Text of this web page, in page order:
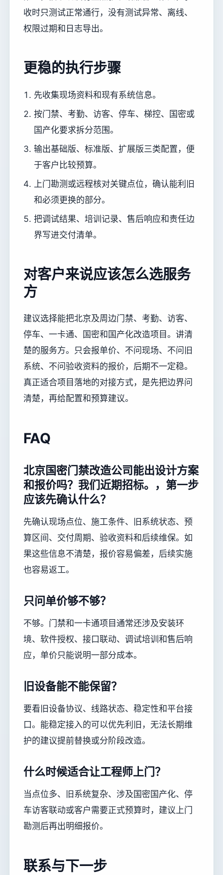
收时只测试正常通行，没有测试异常、离线、
权限过期和日志导出。
更稳的执行步骤
先收集现场资料和现有系统信息。
按门禁、考勤、访客、停车、梯控、国密或
国产化要求拆分范围。
输出基础版、标准版、扩展版三类配置，便
于客户比较预算。
上门勘测或远程核对关键点位，确认能利旧
和必须更换的部分。
把调试结果、培训记录、售后响应和责任边
界写进交付清单。
对客户来说应该怎么选服务
方
建议选择能把北京及周边门禁、考勤、访客、
停车、一卡通、国密和国产化改造项目。讲清
楚的服务方。只会报单价、不问现场、不问旧
系统、不问验收资料的报价，后期不一定稳。
真正适合项目落地的对接方式，是先把边界问
清楚，再给配置和预算建议。
FAQ
北京国密门禁改造公司能出设计方案
和报价吗？我们近期招标。，第一步
应该先确认什么？
先确认现场点位、施工条件、旧系统状态、预
算区间、交付周期、验收资料和后续维保。如
果这些信息不清楚，报价容易偏差，后续实施
也容易返工。
只问单价够不够？
不够。门禁和一卡通项目通常还涉及安装环
境、软件授权、接口联动、调试培训和售后响
应，单价只能说明一部分成本。
旧设备能不能保留？
要看旧设备协议、线路状态、稳定性和平台接
口。能稳定接入的可以优先利旧，无法长期维
护的建议提前替换或分阶段改造。
什么时候适合让工程师上门？
当点位多、旧系统复杂、涉及国密国产化、停
车访客联动或客户需要正式预算时，建议上门
勘测后再出明细报价。
联系与下一步